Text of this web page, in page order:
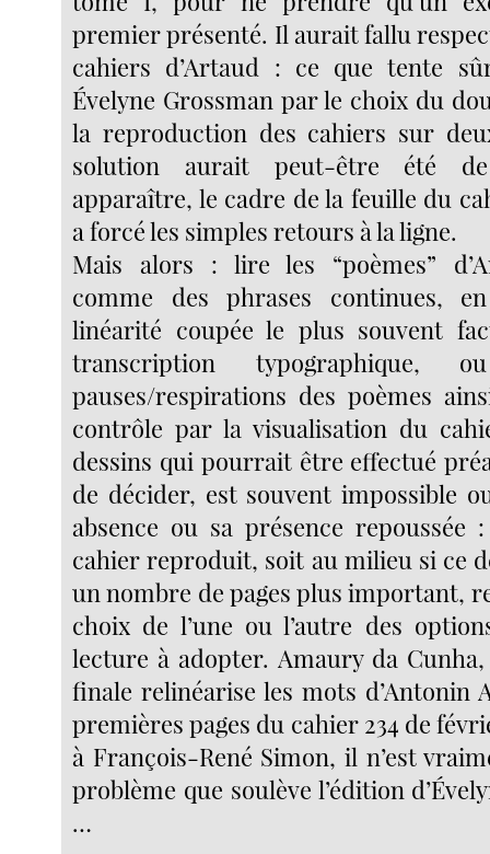
premier présenté. Il aurait fallu
cahiers d’Artaud : ce que tente
Évelyne Grossman par le choix du
la reproduction des cahiers sur
solution aurait peut-être été
apparaître, le cadre de la feuille du
a forcé les simples retours à la ligne.
Mais alors : lire les “poèmes”
comme des phrases continues,
linéarité coupée le plus souvent
transcription typographique,
pauses/respirations des poèmes
contrôle par la visualisation du
dessins qui pourrait être effectué
de décider, est souvent impossible
absence ou sa présence
cahier reproduit, soit au milieu si ce
un nombre de pages plus important,
choix de l’une ou l’autre des
lecture à adopter. Amaury da
finale relinéarise les mots d’Antonin
premières pages du cahier 234 de
à François-René Simon, il n’est
problème que soulève l’édition
…